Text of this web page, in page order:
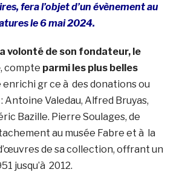
fera l’objet d’un évènement au
le 6 mai 2024.
volonté de son fondateur, le
, compte parmi les plus belles
enrichi gr ce à des donations ou
Valedau, Alfred Bruyas,
Bazille. Pierre Soulages, de
au musée Fabre et à la
de sa collection, offrant un
jusqu’à 2012.